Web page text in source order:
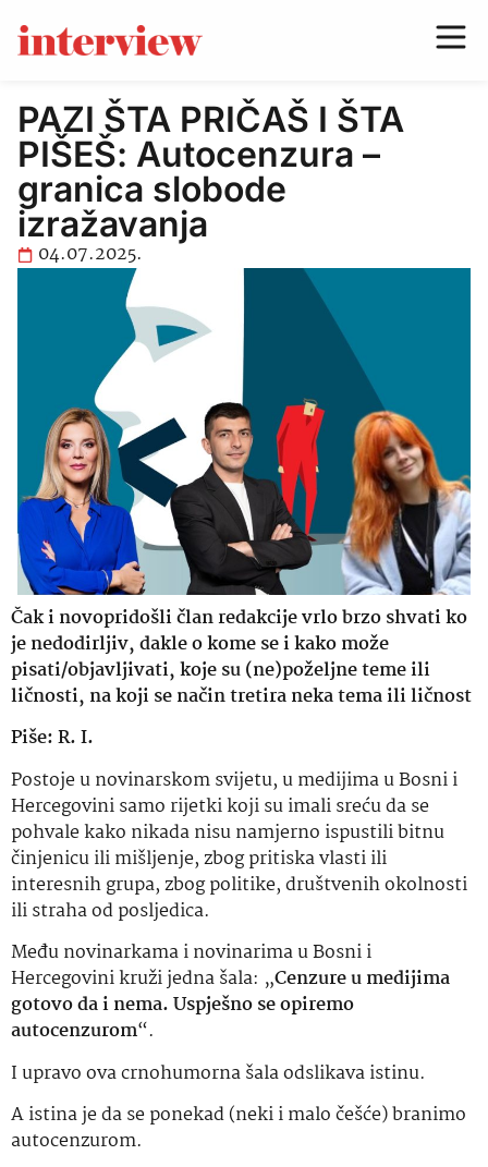
PAZI ŠTA PRIČAŠ I ŠTA
PIŠEŠ: Autocenzura –
granica slobode
izražavanja
04.07.2025.
Čak i novopridošli član redakcije vrlo brzo shvati ko
je nedodirljiv, dakle o kome se i kako može
pisati/objavljivati, koje su (ne)poželjne teme ili
ličnosti, na koji se način tretira neka tema ili ličnost
Piše: R. I.
Postoje u novinarskom svijetu, u medijima u Bosni i
Hercegovini samo rijetki koji su imali sreću da se
pohvale kako nikada nisu namjerno ispustili bitnu
činjenicu ili mišljenje, zbog pritiska vlasti ili
interesnih grupa, zbog politike, društvenih okolnosti
ili straha od posljedica.
Među novinarkama i novinarima u Bosni i
Hercegovini kruži jedna šala: „Cenzure u medijima
gotovo da i nema. Uspješno se opiremo
autocenzurom“.
I upravo ova crnohumorna šala odslikava istinu.
A istina je da se ponekad (neki i malo češće) branimo
autocenzurom.